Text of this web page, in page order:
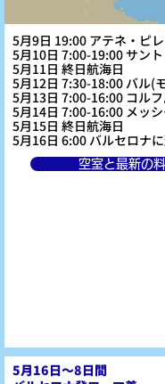
5月9日 19:00 アテネ・ピ
5月10日 7:00-19:00 サン
5月11日 終日航海日
5月12日 7:30-18:00 バル(
5月13日 7:00-16:00 コル
5月14日 7:00-16:00 メッ
5月15日 終日航海日
5月16日 6:00 バルセロナ
空室と最新の
5月16日～8日間